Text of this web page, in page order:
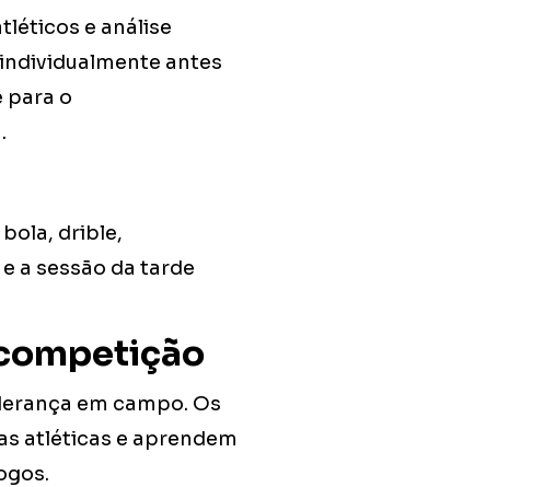
e análise
antes
para o
drible,
a sessão da tarde
em campo. Os
atléticas e aprendem